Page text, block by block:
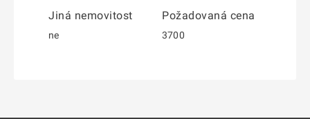
Jiná nemovitost
ne
Požadovaná cena
3700